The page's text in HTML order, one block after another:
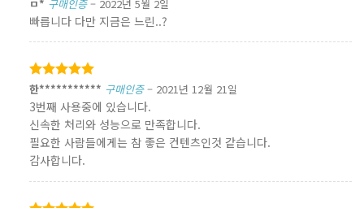
5로 평가됨
ㅁ* 구매인증 – 2022년 5월 2일
빠릅니다 다만 지금은 느린..?
5 중에서
5로 평가됨
한*********** 구매인증 – 2021년 12월 21일
3번째 사용중에 있습니다.
신속한 처리와 성능으로 만족합니다.
필요한 사람들에게는 참 좋은 컨텐츠인것 같습니다.
감사합니다.